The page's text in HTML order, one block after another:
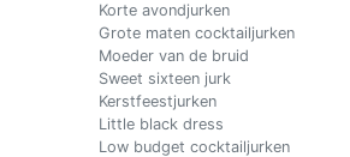
Korte avondjurken
Grote maten cocktailjurken
Moeder van de bruid
Sweet sixteen jurk
Kerstfeestjurken
Little black dress
Low budget cocktailjurken